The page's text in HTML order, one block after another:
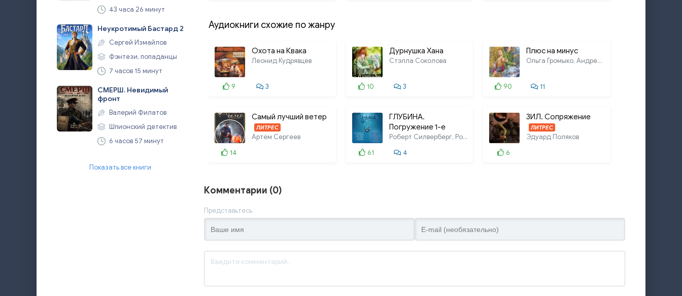
43 часа 26 минут
Неукротимый Бастард 2
Сергей Измайлов
Фэнтези, попаданцы
7 часов 15 минут
СМЕРШ. Невидимый
фронт
Валерий Филатов
Шпионский детектив
6 часов 57 минут
Показать все книги
Аудиокниги схожие по жанру
Охота на Квака
Леонид Кудрявцев
9 3
Дурнушка Хана
Стэлла Соколова
10 3
Плюс на минус
Ольга Громыко, Андрей Уланов
90 11
Самый лучший ветер
ЛИТРЕС
Артём Сергеев
14
ГЛУБИНА.
Погружение 1-е
Роберт Силверберг, Роберт Шекли,
61
4
ЗИЛ. Сопряжение
ЛИТРЕС
Эдуард Поляков
6
Комментарии (0)
Представьтесь